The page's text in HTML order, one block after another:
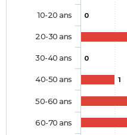
0
0
1
10-20 ans
20-30 ans
30-40 ans
40-50 ans
50-60 ans
60-70 ans